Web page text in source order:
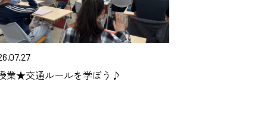
業★交通ルールを学ぼう♪